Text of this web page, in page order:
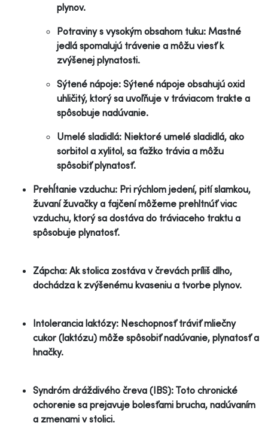
plynov.
Potraviny s vysokým obsahom tuku: Mastné
jedlá spomalujú trávenie a môžu viesť k
zvýšenej plynatosti.
Sýtené nápoje: Sýtené nápoje obsahujú oxid
uhličitý, ktorý sa uvoľňuje v tráviacom trakte a
spôsobuje nadúvanie.
Umelé sladidlá: Niektoré umelé sladidlá, ako
sorbitol a xylitol, sa ťažko trávia a môžu
spôsobiť plynatosť.
Prehĺtanie vzduchu: Pri rýchlom jedení, pití slamkou,
žuvaní žuvačky a fajčení môžeme prehltnúť viac
vzduchu, ktorý sa dostáva do tráviaceho traktu a
spôsobuje plynatosť.
Zápcha: Ak stolica zostáva v črevách príliš dlho,
dochádza k zvýšenému kvaseniu a tvorbe plynov.
Intolerancia laktózy: Neschopnosť tráviť mliečny
cukor (laktózu) môže spôsobiť nadúvanie, plynatosť a
hnačky.
Syndróm dráždivého čreva (IBS): Toto chronické
ochorenie sa prejavuje bolesťami brucha, nadúvaním
a zmenami v stolici.